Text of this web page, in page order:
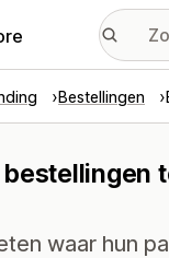
Bestellingen
waar hun